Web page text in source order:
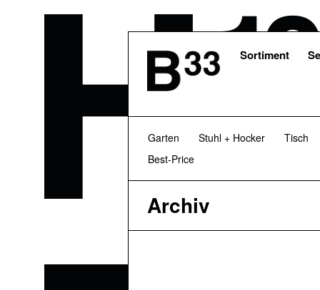
Sortiment
Garten Stuhl + Hocker Tisch
Best-Price
Archiv